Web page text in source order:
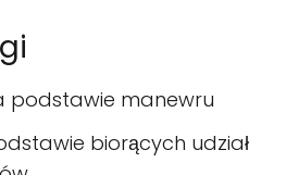
podstawie manewru
biorących udział